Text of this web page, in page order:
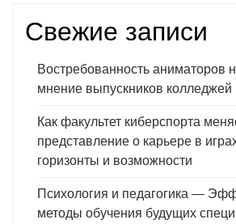
Свежие записи
Востребованность аниматоров
мнение выпускников колледжей
Как факультет киберспорта
представление о карьере в
горизонты и возможности
Психология и педагогика —
методы обучения будущих